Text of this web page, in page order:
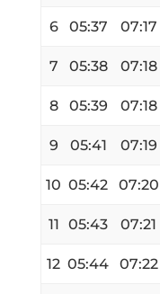
6 05:37 07:17
7 05:38 07:18
8 05:39 07:18
9 05:41 07:19
10 05:42 07:20
11 05:43 07:21
12 05:44 07:22